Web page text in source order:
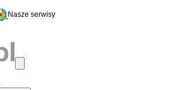
Nasze serwisy